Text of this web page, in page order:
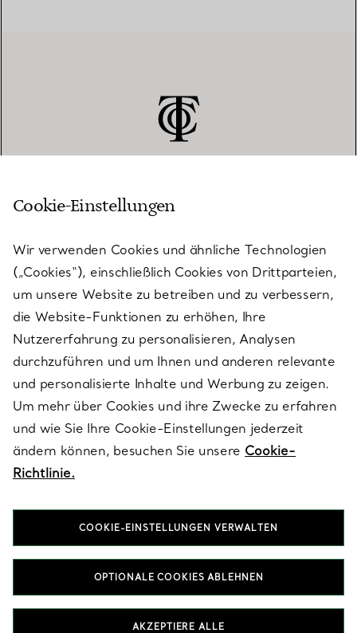
KUNDENSERVICE
SERVICES
ÜBER TIFFANY & CO.
RECHTLICHE HINWEISE
FOLGEN SIE UNS
T&Co. 2026
Cookie-Einstellungen
Wir verwenden Cookies und ähnliche Technologien
(„Cookies“), einschließlich Cookies von Drittparteien,
um unsere Website zu betreiben und zu verbessern,
die Website-Funktionen zu erhöhen, Ihre
Nutzererfahrung zu personalisieren, Analysen
durchzuführen und um Ihnen und anderen relevante
und personalisierte Inhalte und Werbung zu zeigen.
Um mehr über Cookies und ihre Zwecke zu erfahren
und wie Sie Ihre Cookie-Einstellungen jederzeit
ändern können, besuchen Sie unsere Cookie-
Richtlinie.
COOKIE-EINSTELLUNGEN VERWALTEN
OPTIONALE COOKIES ABLEHNEN
AKZEPTIERE ALLE